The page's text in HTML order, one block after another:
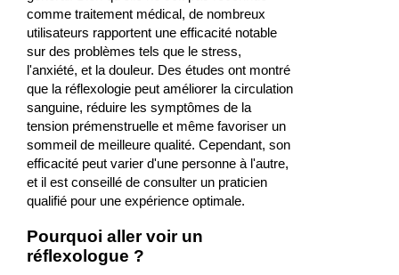
comme traitement médical, de nombreux
utilisateurs rapportent une efficacité notable
sur des problèmes tels que le stress,
l'anxiété, et la douleur. Des études ont montré
que la réflexologie peut améliorer la circulation
sanguine, réduire les symptômes de la
tension prémenstruelle et même favoriser un
sommeil de meilleure qualité. Cependant, son
efficacité peut varier d'une personne à l'autre,
et il est conseillé de consulter un praticien
qualifié pour une expérience optimale.
Pourquoi aller voir un
réflexologue ?